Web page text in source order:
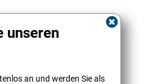
Immobilienmakler IHK
unseren
an und werden Sie als
CGI Immobilien